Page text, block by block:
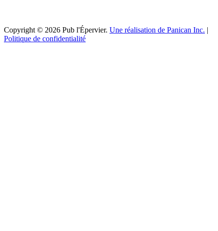
Copyright © 2026 Pub l'Épervier. Une réalisation de Panican Inc. |
Politique de confidentialité